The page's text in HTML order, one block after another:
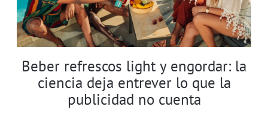
Beber refrescos light y engordar: la
ciencia deja entrever lo que la
publicidad no cuenta